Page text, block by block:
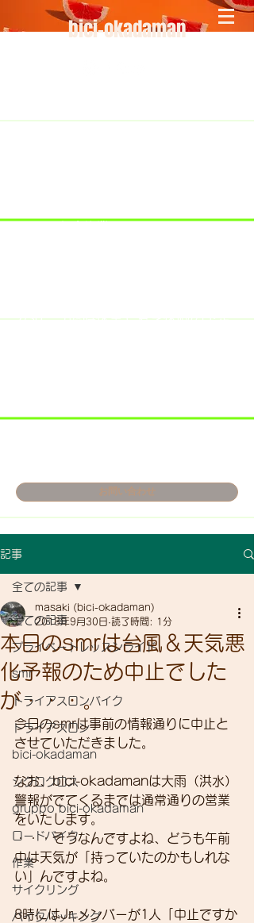
bici-okadaman
​7/30：（臨時休業）夏季休暇の予定
お問い合わせ
記事
全ての記事
プライベートレッスンライド
smr
トライアスロンバイク
トライアスロン
bici-okadaman
シクロクロス
gruppo bici-okadaman
ロードバイク
作業
サイクリング
バイクパッキング
全ての記事
本日のsmrは台風＆天気悪
化予報のため中止でした
が・・・。
masaki (bici-okadaman)
2018年9月30日 読了時間: 1分
今日のsmrは事前の情報通りに中止と
させていただきました。
なお、bici-okadamanは大雨（洪水）
警報がでてくるまでは通常通りの営業
をいたします。
・・・そうなんですよね、どうも午前
中は天気が「持っていたのかもしれな
い」んですよね。
8時にはJr.メンバーが1人「中止ですか